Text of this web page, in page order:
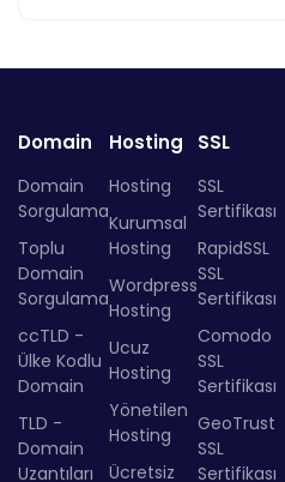
Domain
Domain
Sorgulama
Toplu
Domain
Sorgulama
ccTLD -
Ülke Kodlu
Domain
TLD -
Domain
Uzantıları
Hosting
Hosting
Kurumsal
Hosting
Wordpress
Hosting
Ucuz
Hosting
Yönetilen
Hosting
Ücretsiz
SSL
SSL
Sertifikası
RapidSSL
SSL
Sertifikası
Comodo
SSL
Sertifikası
GeoTrust
SSL
Sertifikası